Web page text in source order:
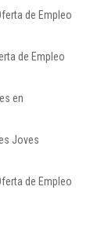
de Empleo
de Empleo
en
Joves
de Empleo